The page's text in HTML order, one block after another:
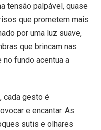
tensão palpável, quase
que prometem mais
por uma luz suave,
que brincam nas
fundo acentua a
cada gesto é
e encantar. As
sutis e olhares